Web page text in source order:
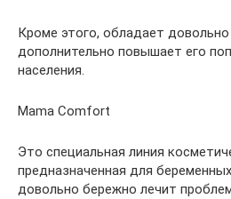
Кроме этого, обладает
дополнительно повышает его
населения.
Mama Comfort
Это специальная линия
предназначенная для
довольно бережно лечит